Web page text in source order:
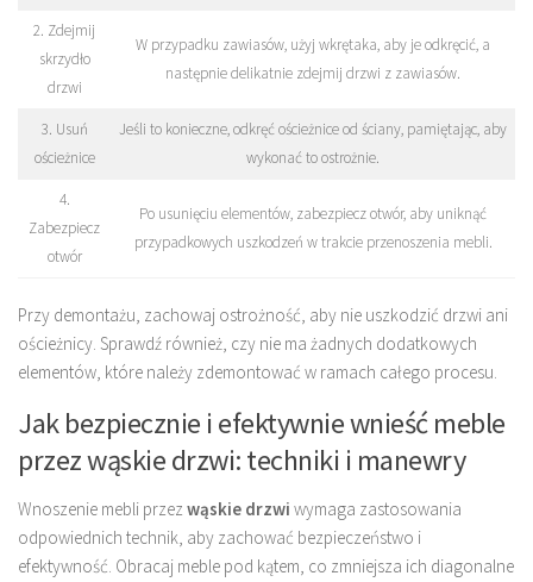
2. Zdejmij
skrzydło
drzwi
W przypadku zawiasów, użyj wkrętaka, aby je odkręcić, a
następnie delikatnie zdejmij drzwi z zawiasów.
3. Usuń
ościeżnice
Jeśli to konieczne, odkręć ościeżnice od ściany, pamiętając, aby
wykonać to ostrożnie.
4.
Zabezpiecz
otwór
Po usunięciu elementów, zabezpiecz otwór, aby uniknąć
przypadkowych uszkodzeń w trakcie przenoszenia mebli.
Przy demontażu, zachowaj ostrożność, aby nie uszkodzić drzwi ani
ościeżnicy. Sprawdź również, czy nie ma żadnych dodatkowych
elementów, które należy zdemontować w ramach całego procesu.
Jak bezpiecznie i efektywnie wnieść meble
przez wąskie drzwi: techniki i manewry
Wnoszenie mebli przez wąskie drzwi wymaga zastosowania
odpowiednich technik, aby zachować bezpieczeństwo i
efektywność. Obracaj meble pod kątem, co zmniejsza ich diagonalne